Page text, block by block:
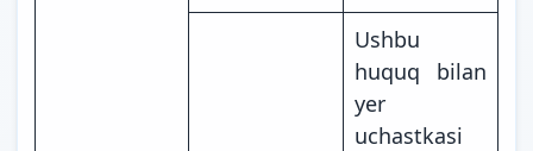
Ushbu
huquq bilan
yer
uchastkasi